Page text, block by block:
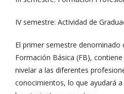
IV semestre: Actividad de
El primer semestre denominado
Formación Básica (FB),
nivelar a las diferentes
conocimientos, lo que ayudará